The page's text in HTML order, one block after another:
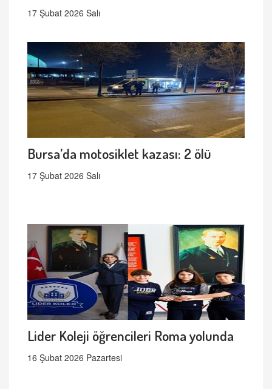
17 Şubat 2026 Salı
Bursa’da motosiklet kazası: 2 ölü
17 Şubat 2026 Salı
Lider Koleji öğrencileri Roma yolunda
16 Şubat 2026 Pazartesi